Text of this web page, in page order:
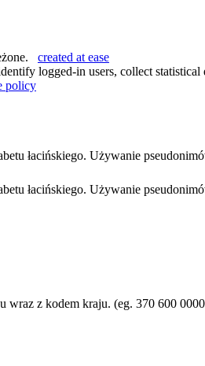
created at ease
logged-in users, collect
policy
łacińskiego. Używanie
łacińskiego. Używanie
wraz z kodem kraju. (eg. 370 600